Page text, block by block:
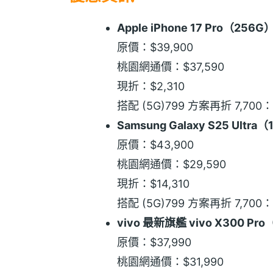
Apple iPhone 17 Pro（256G
原價：$39,900
桃園網通價：$37,590
現折：$2,310
搭配 (5G)799 方案再折 7,700
Samsung Galaxy S25 Ultra（
原價：$43,900
桃園網通價：$29,590
現折：$14,310
搭配 (5G)799 方案再折 7,700
vivo 最新旗艦 vivo X300 Pro
原價：$37,990
桃園網通價：$31,990